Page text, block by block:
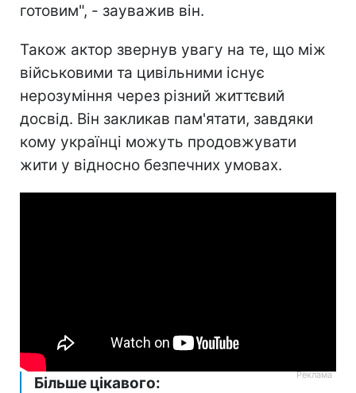
готовим", - зауважив він.
Також актор звернув увагу на те, що між
військовими та цивільними існує
нерозуміння через різний життєвий
досвід. Він закликав пам'ятати, завдяки
кому українці можуть продовжувати
жити у відносно безпечних умовах.
Більше цікавого: